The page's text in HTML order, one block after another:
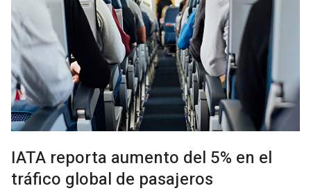
IATA reporta aumento del 5% en el
tráfico global de pasajeros